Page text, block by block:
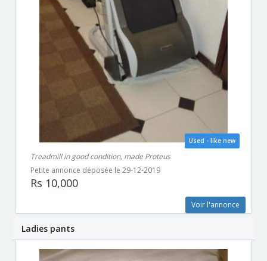
Used - like new
Treadmill in good condition, made Proteus
Petite annonce déposée le 29-12-2019
Rs 10,000
Voir l'annonce
Ladies pants